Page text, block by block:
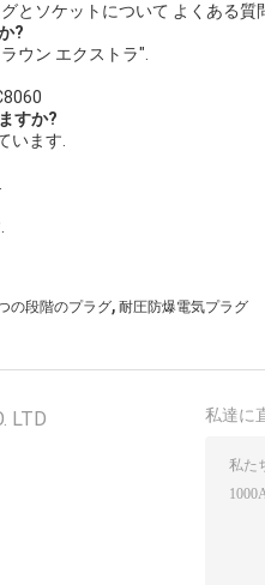
とソケットについて よくある質
?
ウン エクストラ".
すか?
います.
の段階のプラグ, 耐圧防爆電気プラグ
LTD 私達に